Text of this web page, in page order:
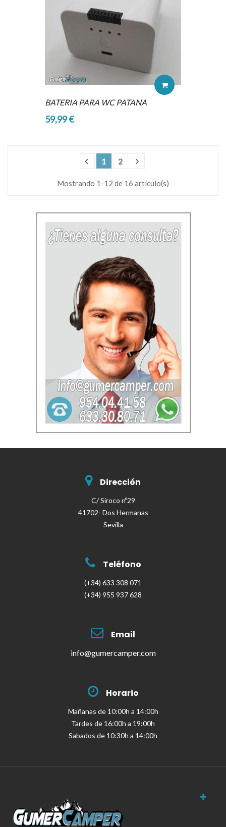
BATERIA PARA WC PATANA
59,99 €
1 2
Mostrando 1-12 de 16 artículo(s)
Dirección
C/ Siroco nº29
41702- Dos Hermanas
Sevilla
Teléfono
(+34) 633 308 071
(+34) 955 937 628
Email
info@gumercamper.com
Horario
Mañanas de 10:00h a 14:00h
Tardes de 16:00h a 19:00h
Sabados de 10:30h a 14:00h